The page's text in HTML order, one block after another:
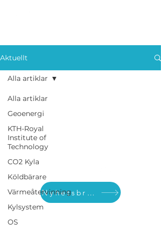
Aktuellt
Alla artiklar
Geoenergi
KTH-Royal
Institute of
Technology
CO2 Kyla
Köldbärare
Värmeåtervinning
Kylsystem
OS
Alla artiklar
Nyhetsbrev
EKA Finland